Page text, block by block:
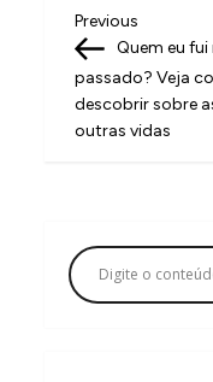
N
a
v
e
ç
ã
Previous
Post
Previous
Quem eu fui
passado? Veja
descobrir sobre
outras vidas